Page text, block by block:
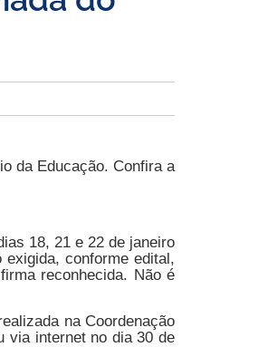
da Educação. Confira a
18, 21 e 22 de janeiro
conforme edital,
reconhecida. Não é
na Coordenação
via internet no dia 30 de